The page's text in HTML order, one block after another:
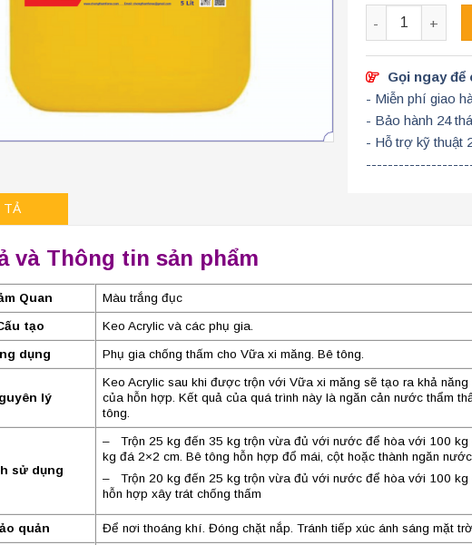
Số lượng
Gọi ngay
- Miễn phí giao
- Bảo hành 24
- Hỗ trợ kỹ thuật
TẢ
và Thông tin sản phẩm
Quan Màu trắng đục
tạo Keo Acrylic và các phụ gia.
dụng Phụ gia chống thấm cho Vữa xi măng. Bê tông.
lý
Keo Acrylic sau khi được trộn với Vữa xi măng sẽ tạo ra khả năng
của hỗn hợp. Kết quả của quá trình này là ngăn cản nước thẩm
tông.
sử dụng
– Trộn 25 kg đến 35 kg trộn vừa đủ với nước để hòa với 100 kg
kg đá 2×2 cm. Bê tông hỗn hợp đổ mái, cột hoặc thành ngăn
– Trộn 20 kg đến 25 kg trộn vừa đủ với nước để hòa với 100 kg
hỗn hợp xây trát chống thấm
quản Để nơi thoáng khí. Đóng chặt nắp. Tránh tiếp xúc ánh sáng mặt